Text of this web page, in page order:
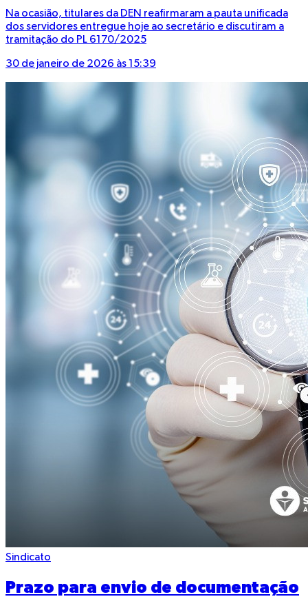
Na ocasião, titulares da DEN reafirmaram a pauta unificada
dos servidores entregue hoje ao secretário e discutiram a
tramitação do PL 6170/2025
30 de janeiro de 2026 às 15:39
Sindicato
Prazo para envio de documentação